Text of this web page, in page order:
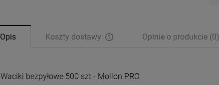
Opis Koszty dostawy Opinie o produkcie (0)
Waciki bezpyłowe 500 szt - Mollon PRO